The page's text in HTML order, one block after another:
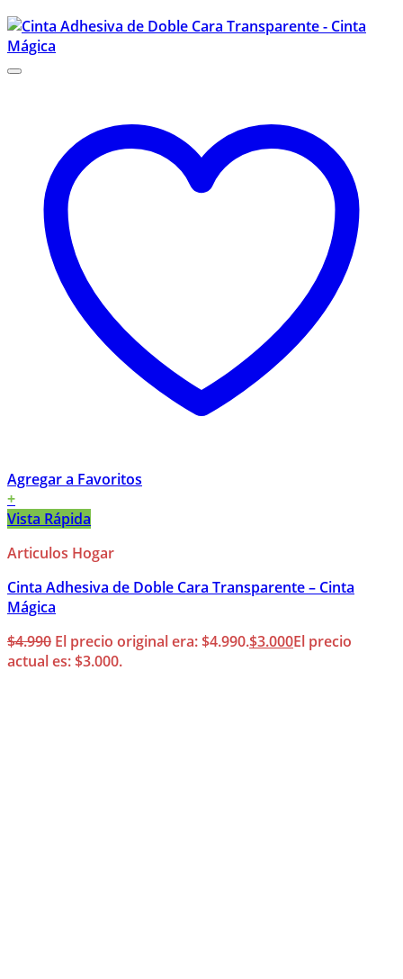
Agregar a Favoritos
+
Vista Rápida
Articulos Hogar
Cinta Adhesiva de Doble Cara Transparente – Cinta
Mágica
$4.990 El precio original era: $4.990.$3.000El precio
actual es: $3.000.